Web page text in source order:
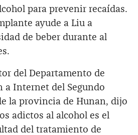
para prevenir recaídas.
ayude a Liu a
de beber durante al
del Departamento de
a Internet del Segundo
la provincia de Hunan, dijo
adictos al alcohol es el
del tratamiento de